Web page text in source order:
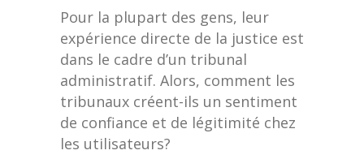
Pour la plupart des gens, leur
expérience directe de la justice est
dans le cadre d’un tribunal
administratif. Alors, comment les
tribunaux créent-ils un sentiment
de confiance et de légitimité chez
les utilisateurs?